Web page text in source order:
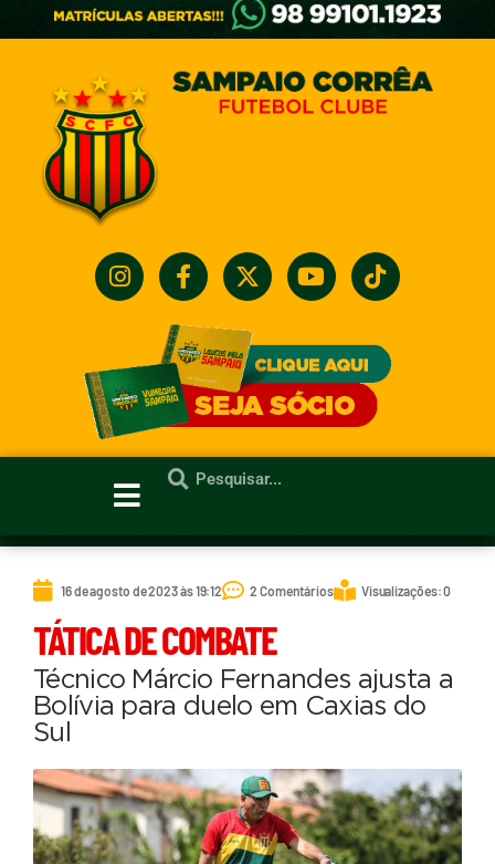
16 de agosto de 2023 às 19:12 2 Comentários Visualizações: 0
TÁTICA DE COMBATE
Técnico Márcio Fernandes ajusta a
Bolívia para duelo em Caxias do
Sul